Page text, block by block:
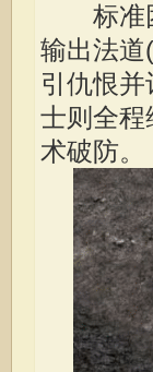
标准团
输出法道
引仇恨
士则全程
术破防。